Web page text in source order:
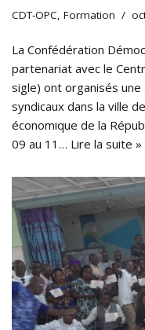
CDT-OPC, Formation
La Confédération
partenariat avec le
sigle) ont organisés
syndicaux dans la ville
économique de la
09 au 11… Lire la suite »